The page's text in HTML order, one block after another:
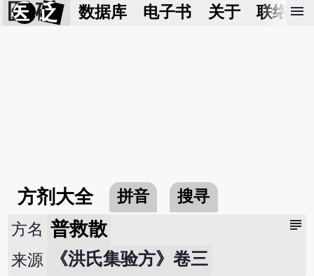
医 砭 数据库 电子书 关于 联络我
menu
方剂大全 拼音 搜寻
subject
方名 普救散
来源 《洪氏集验方》卷三